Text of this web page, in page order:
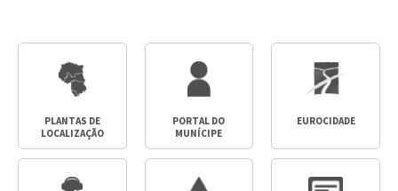
PLANTAS DE
LOCALIZAÇÃO
PORTAL DO
MUNÍCIPE
EUROCIDADE